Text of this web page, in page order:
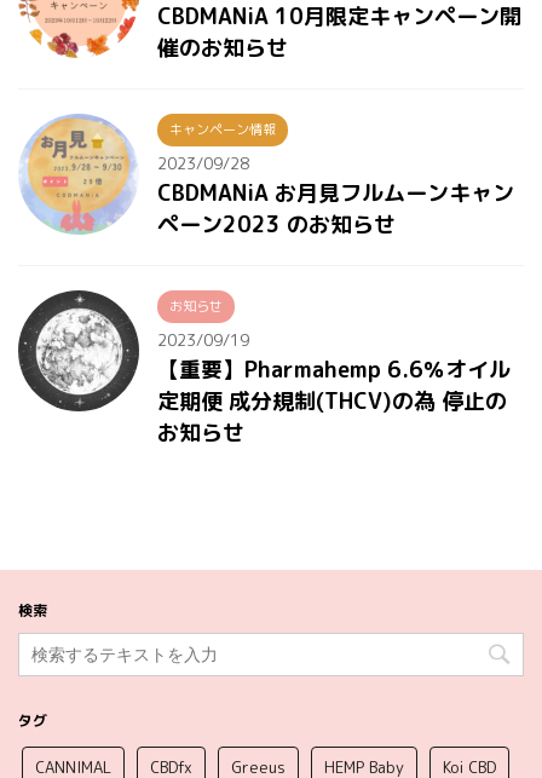
CBDMANiA 10月限定キャンペーン開
催のお知らせ
キャンペーン情報
2023/09/28
CBDMANiA お月見フルムーンキャン
ペーン2023 のお知らせ
お知らせ
2023/09/19
【重要】Pharmahemp 6.6％オイル
定期便 成分規制(THCV)の為 停止の
お知らせ
検索
タグ
CANNIMAL CBDfx Greeus HEMP Baby Koi CBD